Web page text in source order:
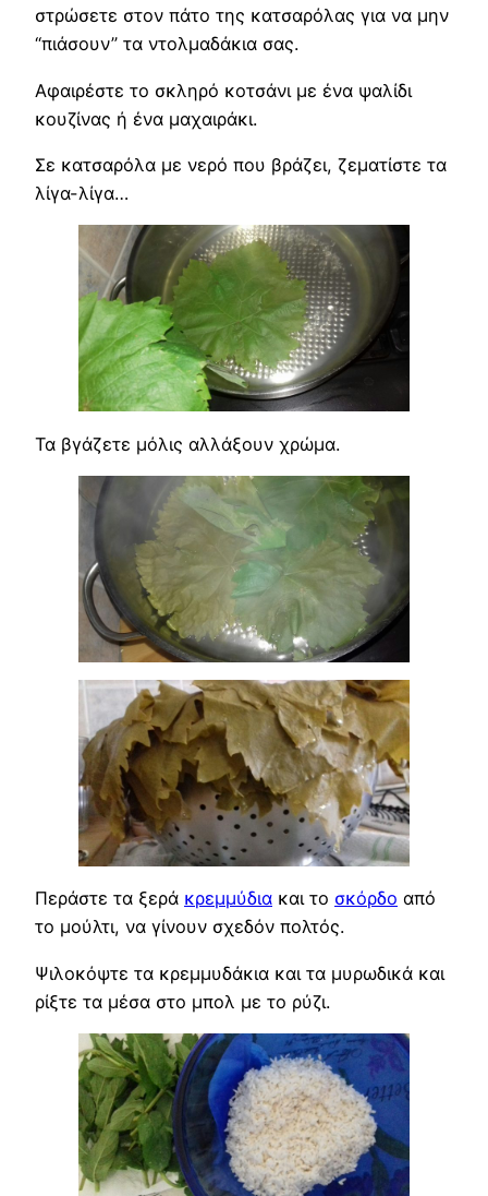
στρώσετε στον πάτο της κατσαρόλας για να μην
“πιάσουν” τα ντολμαδάκια σας.
Αφαιρέστε το σκληρό κοτσάνι με ένα ψαλίδι
κουζίνας ή ένα μαχαιράκι.
Σε κατσαρόλα με νερό που βράζει, ζεματίστε τα
λίγα-λίγα…
Τα βγάζετε μόλις αλλάξουν χρώμα.
Περάστε τα ξερά κρεμμύδια και το σκόρδο από
το μούλτι, να γίνουν σχεδόν πολτός.
Ψιλοκόψτε τα κρεμμυδάκια και τα μυρωδικά και
ρίξτε τα μέσα στο μπολ με το ρύζι.